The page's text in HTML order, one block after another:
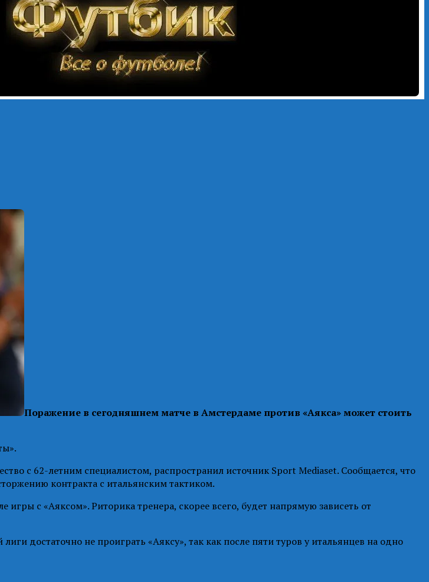
Поражение в сегодняшнем матче в Амстердаме против «Аякса» может стоить
с 62-летним специалистом, распространил источник Sport Mediaset. Сообщается, что
контракта с итальянским тактиком.
с «Аяксом». Риторика тренера, скорее всего, будет напрямую зависеть от
достаточно не проиграть «Аяксу», так как после пяти туров у итальянцев на одно